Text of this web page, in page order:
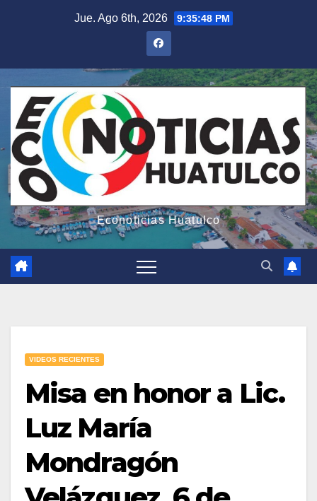
Jue. Ago 6th, 2026 9:35:49 PM
Econoticias Huatulco
VIDEOS RECIENTES
Misa en honor a Lic.
Luz María
Mondragón